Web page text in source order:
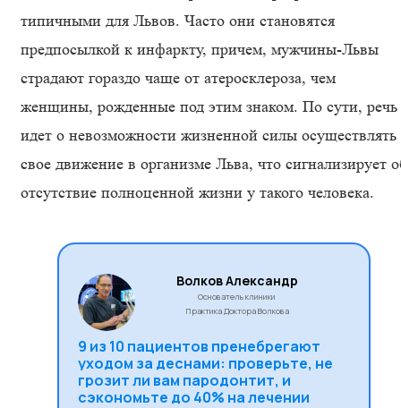
типичными для Львов. Часто они становятся
предпосылкой к инфаркту, причем, мужчины-Львы
страдают гораздо чаще от атеросклероза, чем
женщины, рожденные под этим знаком. По сути, речь
идет о невозможности жизненной силы осуществлять
свое движение в организме Льва, что сигнализирует
отсутствие полноценной жизни у такого человека.
Волков Александр
Основатель клиники
Практика Доктора Волкова
9 из 10 пациентов пренебрегают
уходом за деснами: проверьте, не
грозит ли вам пародонтит, и
сэкономьте до 40% на лечении